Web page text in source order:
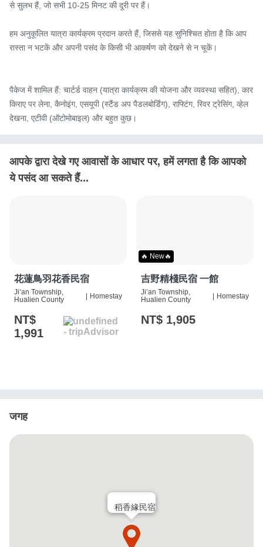
से सुलभ हैं, जो सभी 10-25 मिनट की दूरी पर हैं।
हम अनुकूलित यात्रा कार्यक्रम प्रदान करते हैं, जिससे यह सुनिश्चित होता है कि आप
रास्ता न भटकें और अपनी पसंद के किसी भी आकर्षण को देखने से न चूकें।
पैकेज में शामिल हैं: चार्टर्ड वाहन (यात्रा कार्यक्रम की योजना और व्यवस्था सहित), कार
किराए पर लेना, कैनोइंग, एसयूपी (स्टैंड अप पैडलबोर्डिंग), राफ्टिंग, रिवर ट्रेसिंग, व्हेल
देखना, एटीवी (ऑटोमोबाइल) और बहुत कुछ।
आपके द्वारा देखे गए आवासों के आधार पर, हमें लगता है कि आपको
ये पसंद आ सकते हैं...
花蓮鳥羽花香民宿
Ji’an Township,
Hualien County
| Homestay
NT$
1,991
🔥 New🔥
吉野精棧民宿 一館
Ji’an Township,
Hualien County
| Homestay
NT$ 1,905
जगह
稻香緣民宿